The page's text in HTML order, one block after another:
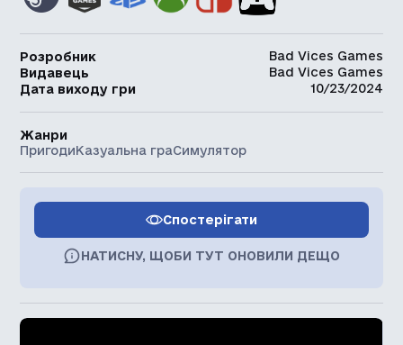
Розробник
Bad Vices Games
Видавець
Bad Vices Games
Дата виходу гри
10/23/2024
Жанри
ПригодиКазуальна граСимулятор
Спостерігати
НАТИСНУ, ЩОБИ ТУТ ОНОВИЛИ ДЕЩО